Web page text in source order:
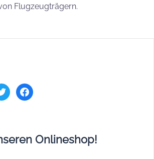
Flugzeugträgern.
facebook
Onlineshop!